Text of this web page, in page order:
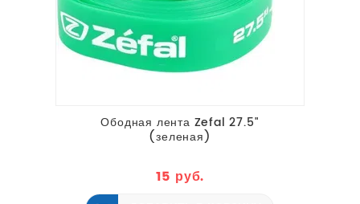
Ободная лента Zefal 27.5"
(зеленая)
15 руб.